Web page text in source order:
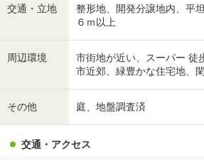
交通・立地
整形地、開発分譲地内、平
６ｍ以上
周辺環境
市街地が近い、スーパー 徒
市近郊、緑豊かな住宅地、
その他 庭、地盤調査済
交通・アクセス